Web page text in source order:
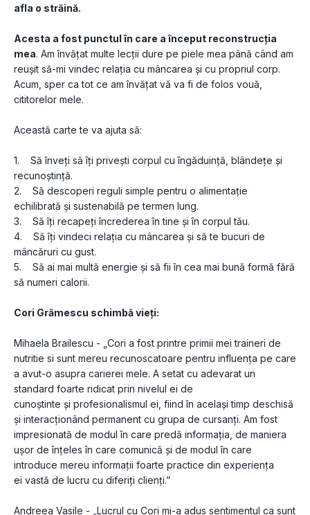
afla o străină.
Acesta a fost punctul în care a început reconstrucția
mea. Am învățat multe lecții dure pe piele mea până când am
reușit să-mi vindec relația cu mâncarea și cu propriul corp.
Acum, sper ca tot ce am învățat vă va fi de folos vouă,
cititorelor mele.
Această carte te va ajuta să:
1.    Să înveți să îți privești corpul cu îngăduință, blândețe și
recunoștință.
2.    Să descoperi reguli simple pentru o alimentație
echilibrată și sustenabilă pe termen lung.
3.    Să îți recapeți încrederea în tine și în corpul tău.
4.    Să îți vindeci relația cu mâncarea și să te bucuri de
mâncăruri cu gust.
5.    Să ai mai multă energie și să fii în cea mai bună formă fără
să numeri calorii.
Cori Grămescu schimbă vieți:
Mihaela Brailescu - „Cori a fost printre primii mei traineri de
nutritie si sunt mereu recunoscatoare pentru influența pe care
a avut-o asupra carierei mele. A setat cu adevarat un
standard foarte ridicat prin nivelul ei de
cunoștinte și profesionalismul ei, fiind în același timp deschisă
și interacționând permanent cu grupa de cursanți. Am fost
impresionată de modul în care predă informația, de maniera
ușor de înțeles în care comunică și de modul în care
introduce mereu informații foarte practice din experiența
ei vastă de lucru cu diferiți clienți.”
Andreea Vasile - „Lucrul cu Cori mi-a adus sentimentul ca sunt